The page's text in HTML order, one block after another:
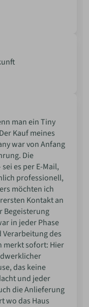
man ein Tiny
Kauf meines
war von Anfang
Die
es per E-Mail,
professionell,
möchten ich
Kontakt an
Begeisterung
in jeder Phase
des
merkt sofort: Hier
das keine
und jeder
die Anlieferung
wo das Haus